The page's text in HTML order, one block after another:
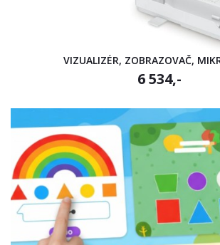
VIZUALIZÉR, ZOBRAZOVAČ,
6 534,-